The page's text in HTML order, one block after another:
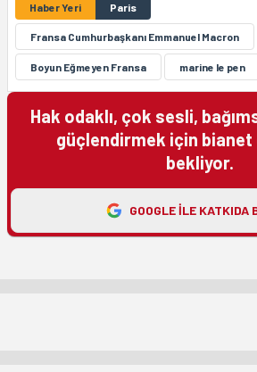
Haber Yeri Paris
Fransa Cumhurbaşkanı Emmanuel Macron
Boyun Eğmeyen Fransa marine le pen
Hak odaklı, çok sesli,
güçlendirmek için
bekliyor.
GOOGLE ILE KATKIDA